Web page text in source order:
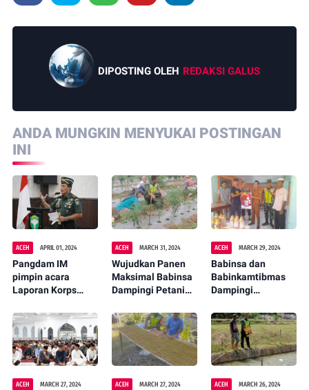
DIPOSTING OLEH REDAKSI GALUS
ANDA MUNGKIN MENYUKAI POSTINGAN
INI
ACEH APRIL 01, 2024
Pangdam IM
pimpin acara
Laporan Korps
Pamen.
ACEH MARCH 31, 2024
Wujudkan Panen
Maksimal Babinsa
Dampingi Petani
Mangang
ACEH MARCH 29, 2024
Babinsa dan
Babinkamtibmas
Dampingi
Bantuan Program
Pemberdayaan
Masyarakat
ACEH MARCH 27, 2024 ACEH MARCH 27, 2024 ACEH MARCH 26, 2024